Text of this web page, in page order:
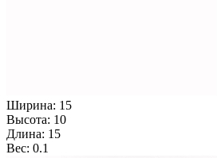
Ширина: 15
Высота: 10
Длина: 15
Вес: 0.1